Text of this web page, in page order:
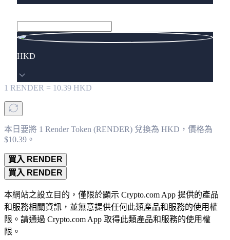
HKD
1 RENDER = 10.39 HKD
本日要將 1 Render Token (RENDER) 兌換為 HKD，價格為
$10.39。
買入 RENDER
買入 RENDER
本網站之設立目的，僅限於顯示 Crypto.com App 提供的產品
和服務相關資訊，並無意提供任何此類產品和服務的使用權
限。請通過 Crypto.com App 取得此類產品和服務的使用權
限。